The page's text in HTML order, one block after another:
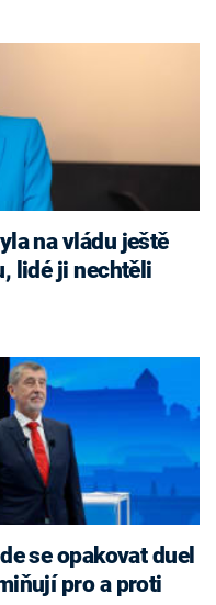
na vládu ještě
lidé ji nechtěli
pro a proti